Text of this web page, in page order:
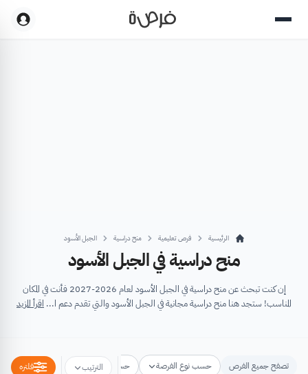
الرئيسية فرص تعليمية منح دراسية الجبل الأسود
منح دراسية في الجبل الأسود
إن كنت تبحث عن منح دراسية في الجبل الأسود لعام 2026-2027 فأنت في المكان
المناسب! ستجد هنا منح دراسية مجانية في الجبل الأسود والتي تقدم دعم ا... اقرأ المزيد
تصفح جميع الفرص حسب نوع الفرصة حسب مكان الفرصة حسب الترتيب فلتره